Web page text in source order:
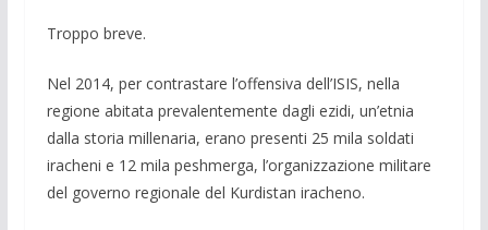
Troppo breve.
Nel 2014, per contrastare l’offensiva dell’ISIS, nella
regione abitata prevalentemente dagli ezidi, un’etnia
dalla storia mille­naria, erano presenti 25 mila soldati
iracheni e 12 mila pesh­merga, l’organizzazione militare
del governo regionale del Kurdistan iracheno.